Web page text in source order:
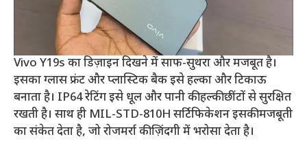
Vivo Y19s का डिज़ाइन दिखने में साफ-सुथरा और मजबूत है।
इसका ग्लास फ्रंट और प्लास्टिक बैक इसे हल्का और टिकाऊ
बनाता है। IP64 रेटिंग इसे धूल और पानी की हल्की छींटों से सुरक्षित
रखती है। साथ ही MIL-STD-810H सर्टिफिकेशन इसकी मजबूती
का संकेत देता है, जो रोजमर्रा की ज़िंदगी में भरोसा देता है।